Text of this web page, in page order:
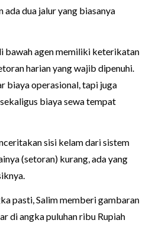
ada dua jalur yang biasanya
bawah agen memiliki keterikatan
harian yang wajib dipenuhi.
biaya operasional, tapi juga
biaya sewa tempat
sisi kelam dari sistem
(setoran) kurang, ada yang
pasti, Salim memberi gambaran
di angka puluhan ribu Rupiah